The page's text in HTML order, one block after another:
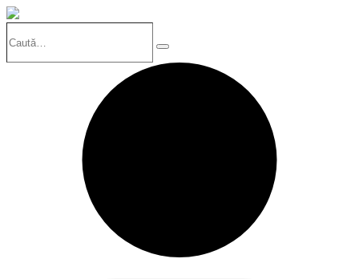
Search